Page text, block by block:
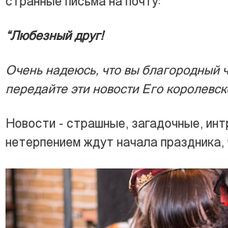
“Любезный друг!
Очень надеюсь, что вы благородный
передайте эти новости Его
Новости - страшные, загадочные,
нетерпением ждут начала